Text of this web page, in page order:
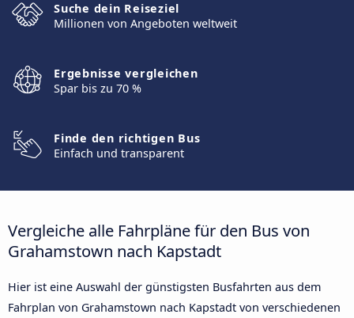
Suche dein Reiseziel
Millionen von Angeboten weltweit
Ergebnisse vergleichen
Spar bis zu 70 %
Finde den richtigen Bus
Einfach und transparent
Vergleiche alle Fahrpläne für den Bus von
Grahamstown nach Kapstadt
Hier ist eine Auswahl der günstigsten Busfahrten aus dem
Fahrplan von Grahamstown nach Kapstadt von verschiedenen